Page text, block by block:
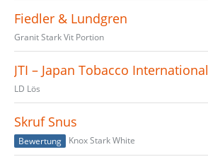
Fiedler & Lundgren
Granit Stark Vit Portion
JTI – Japan Tobacco International
LD Lös
Skruf Snus
Bewertung Knox Stark White